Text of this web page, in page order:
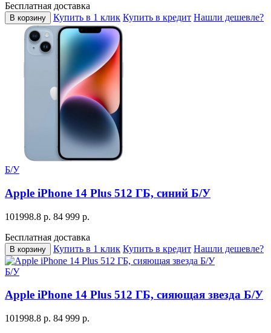
Бесплатная доставка
В корзину Купить в 1 клик Купить в кредит Нашли дешевле?
Б/У
Apple iPhone 14 Plus 512 ГБ, синий Б/У
101998.8 р. 84 999 р.
Бесплатная доставка
В корзину Купить в 1 клик Купить в кредит Нашли дешевле?
Б/У
Apple iPhone 14 Plus 512 ГБ, сияющая звезда Б/У
101998.8 р. 84 999 р.